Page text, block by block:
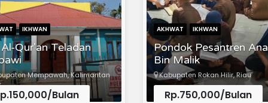
IKHWAN
Qur'an Teladan
Mempawah, Kalimantan
Bulan
AKHWAT IKHWAN
Pondok Pesantren
Bin Malik
Kabupaten Rokan Hilir, Riau
Rp.750,000/Bulan